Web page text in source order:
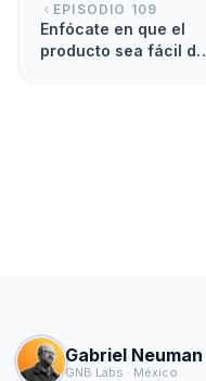
EPISODIO 109
Enfócate en que el
producto sea fácil de
Gabriel Neuman
GNB Labs · México